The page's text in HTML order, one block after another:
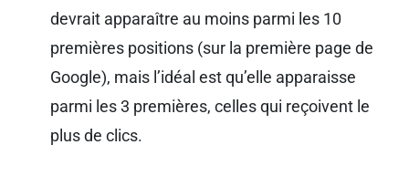
devrait apparaître au moins parmi les 10
premières positions (sur la première page de
Google), mais l’idéal est qu’elle apparaisse
parmi les 3 premières, celles qui reçoivent le
plus de clics.